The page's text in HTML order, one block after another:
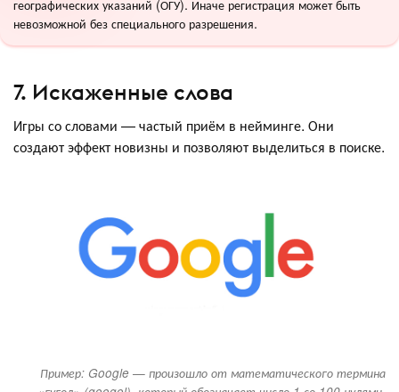
географических указаний (ОГУ). Иначе регистрация может быть
невозможной без специального разрешения.
7. Искаженные слова
Игры со словами — частый приём в нейминге. Они
создают эффект новизны и позволяют выделиться в поиске.
Пример: Google — произошло от математического термина